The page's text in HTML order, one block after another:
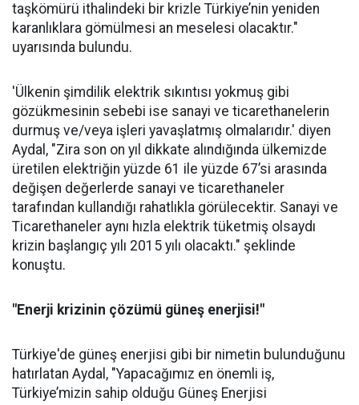
taşkömürü ithalindeki bir krizle Türkiye’nin yeniden
karanlıklara gömülmesi an meselesi olacaktır."
uyarısında bulundu.
'Ülkenin şimdilik elektrik sıkıntısı yokmuş gibi
gözükmesinin sebebi ise sanayi ve ticarethanelerin
durmuş ve/veya işleri yavaşlatmış olmalarıdır.' diyen
Aydal, "Zira son on yıl dikkate alındığında ülkemizde
üretilen elektriğin yüzde 61 ile yüzde 67’si arasında
değişen değerlerde sanayi ve ticarethaneler
tarafından kullandığı rahatlıkla görülecektir. Sanayi ve
Ticarethaneler aynı hızla elektrik tüketmiş olsaydı
krizin başlangıç yılı 2015 yılı olacaktı." şeklinde
konuştu.
"Enerji krizinin çözümü güneş enerjisi!"
Türkiye'de güneş enerjisi gibi bir nimetin bulunduğunu
hatırlatan Aydal, "Yapacağımız en önemli iş,
Türkiye’mizin sahip olduğu Güneş Enerjisi